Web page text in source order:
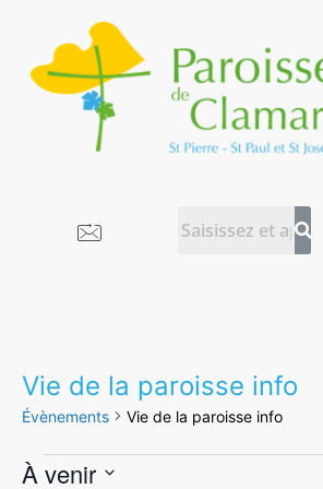
Vie de la paroisse info
Évènements Vie de la paroisse info
À venir